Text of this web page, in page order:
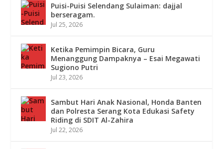
Puisi-Puisi Selendang Sulaiman: dajjal
berseragam.
Jul 25, 2026
Ketika Pemimpin Bicara, Guru
Menanggung Dampaknya – Esai Megawati
Sugiono Putri
Jul 23, 2026
Sambut Hari Anak Nasional, Honda Banten
dan Polresta Serang Kota Edukasi Safety
Riding di SDIT Al-Zahira
Jul 22, 2026